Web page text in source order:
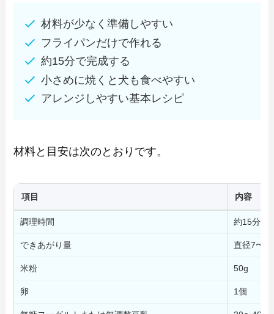
材料が少なく準備しやすい
フライパンだけで作れる
約15分で完成する
小さめに焼くと犬も食べやすい
アレンジしやすい基本レシピ
材料と目安は次のとおりです。
項目 内容
調理時間 約15分
できあがり量 直径7〜
米粉 50g
卵 1個